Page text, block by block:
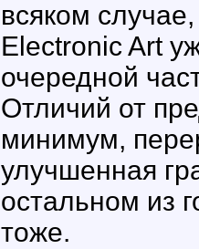
всяком
Electronic Art
очередной
Отличий от
минимум,
улучшенная
остальном из
тоже.